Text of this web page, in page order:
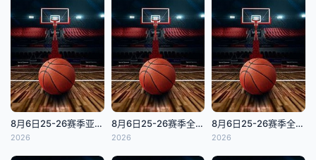
8月6日25-26赛季亚洲大学生篮球联赛 北京大学VS上海交通大学
2026
8月6日25-26赛季全国青年篮球联赛 深圳新世纪87VS76山西汾酒
2026
8月6日25-26赛季全国青年篮球联赛 辽宁沈阳三生90VS84上海久事
2026